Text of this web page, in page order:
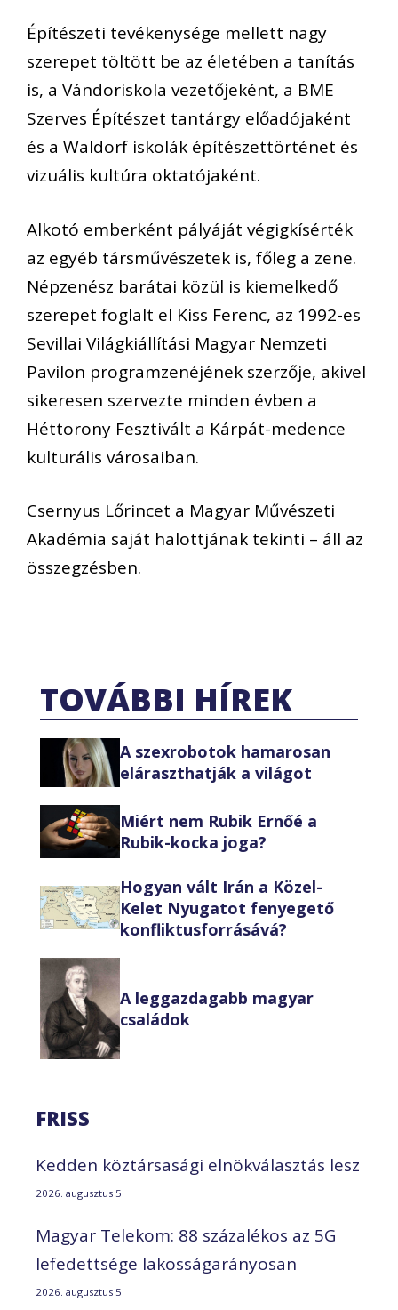
Építészeti tevékenysége mellett nagy
szerepet töltött be az életében a tanítás
is, a Vándoriskola vezetőjeként, a BME
Szerves Építészet tantárgy előadójaként
és a Waldorf iskolák építészettörténet és
vizuális kultúra oktatójaként.
Alkotó emberként pályáját végigkísérték
az egyéb társművészetek is, főleg a zene.
Népzenész barátai közül is kiemelkedő
szerepet foglalt el Kiss Ferenc, az 1992-es
Sevillai Világkiállítási Magyar Nemzeti
Pavilon programzenéjének szerzője, akivel
sikeresen szervezte minden évben a
Héttorony Fesztivált a Kárpát-medence
kulturális városaiban.
Csernyus Lőrincet a Magyar Művészeti
Akadémia saját halottjának tekinti – áll az
összegzésben.
TOVÁBBI HÍREK
A szexrobotok hamarosan
eláraszthatják a világot
Miért nem Rubik Ernőé a
Rubik-kocka joga?
Hogyan vált Irán a Közel-
Kelet Nyugatot fenyegető
konfliktusforrásává?
A leggazdagabb magyar
családok
FRISS
Kedden köztársasági elnökválasztás lesz
2026. augusztus 5.
Magyar Telekom: 88 százalékos az 5G
lefedettsége lakosságarányosan
2026. augusztus 5.